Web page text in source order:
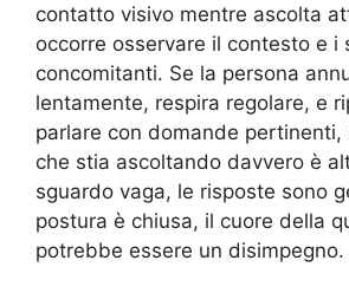
contatto visivo mentre ascolta
occorre osservare il contesto e i
concomitanti. Se la persona
lentamente, respira regolare, e
parlare con domande pertinenti,
che stia ascoltando davvero è
sguardo vaga, le risposte sono
postura è chiusa, il cuore della
potrebbe essere un disimpegno.